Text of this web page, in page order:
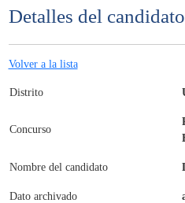
Detalles del
Volver a la lista
Distrito
Concurso
Nombre del candidato
Dato archivado